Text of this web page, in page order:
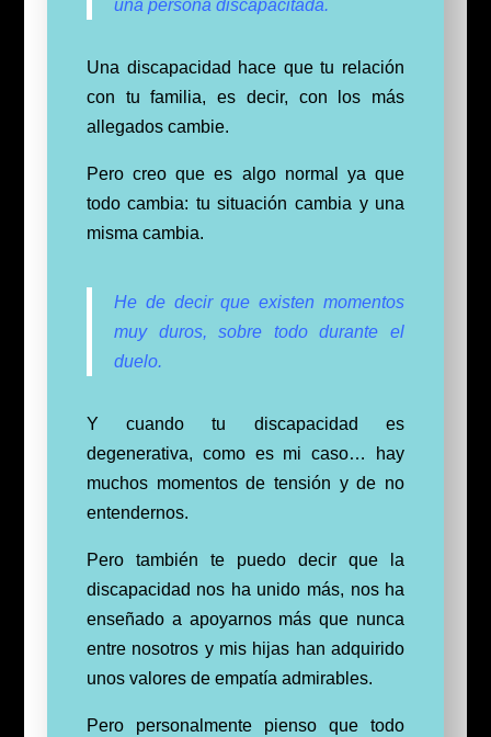
una persona discapacitada.
Una discapacidad hace que tu relación
con tu familia, es decir, con los más
allegados cambie.
Pero creo que es algo normal ya que
todo cambia: tu situación cambia y una
misma cambia.
He de decir que existen momentos
muy duros, sobre todo durante el
duelo.
Y cuando tu discapacidad es
degenerativa, como es mi caso… hay
muchos momentos de tensión y de no
entendernos.
Pero también te puedo decir que la
discapacidad nos ha unido más, nos ha
enseñado a apoyarnos más que nunca
entre nosotros y mis hijas han adquirido
unos valores de empatía admirables.
Pero personalmente pienso que todo